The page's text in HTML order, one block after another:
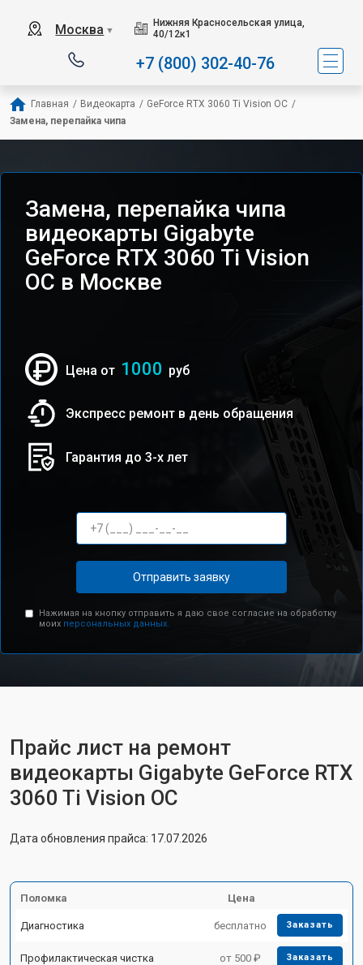
Москва ▼
Нижняя Красносельская улица,
40/12к1
+7 (800) 302-40-76
Главная / Видеокарта / GeForce RTX 3060 Ti Vision OC /
Замена, перепайка чипа
Замена, перепайка чипа
видеокарты Gigabyte
GeForce RTX 3060 Ti Vision
OC в Москве
Цена от 1000 руб
Экспресс ремонт в день обращения
Гарантия до 3-х лет
Отправить заявку
Нажимая на кнопку отправить я даю свое согласие на обработку
моих персональных данных.
Прайс лист на ремонт
видеокарты Gigabyte GeForce RTX
3060 Ti Vision OC
Дата обновления прайса: 17.07.2026
Поломка Цена
Диагностика бесплатно Заказать
Профилактическая чистка от 500 ₽ Заказать